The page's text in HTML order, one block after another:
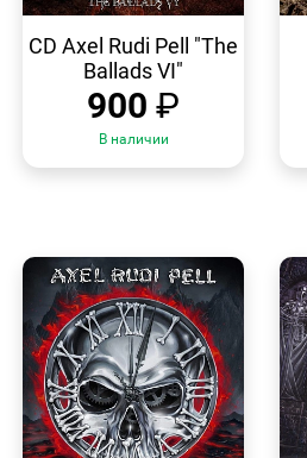
ПРОСМОТР
CD Axel Rudi Pell "The
Ballads VI"
900 ₽
В наличии